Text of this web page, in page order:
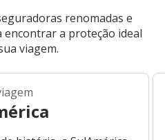
renomadas e
encontrar a proteção ideal
viagem.